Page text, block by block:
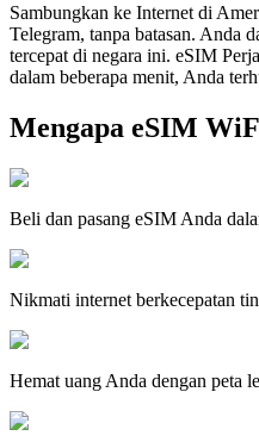
Sambungkan ke Internet di
Telegram, tanpa batasan. Anda
tercepat di negara ini. eSIM
dalam beberapa menit, Anda
Mengapa eSIM
Beli dan pasang eSIM Anda
Nikmati internet berkecepatan
Hemat uang Anda dengan peta